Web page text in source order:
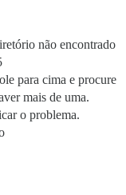
não encontrado
para cima e procure
mais de uma.
o problema.